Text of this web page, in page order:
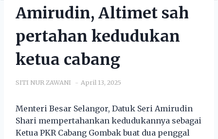
Amirudin, Altimet sah
pertahan kedudukan
ketua cabang
SITI NUR ZAWANI April 13, 2025
Menteri Besar Selangor, Datuk Seri Amirudin
Shari mempertahankan kedudukannya sebagai
Ketua PKR Cabang Gombak buat dua penggal